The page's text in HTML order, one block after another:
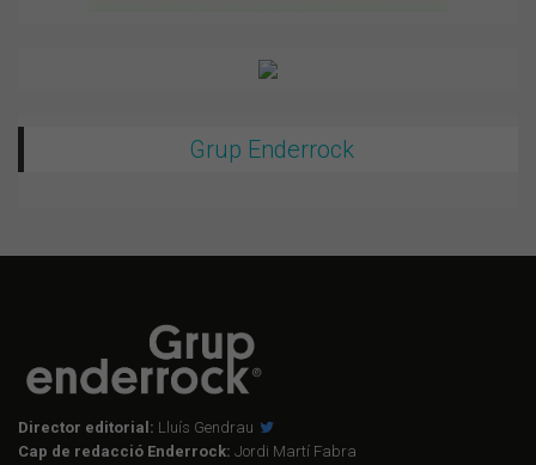
Grup Enderrock
Director editorial: Lluís Gendrau
Cap de redacció Enderrock: Jordi Martí Fabra